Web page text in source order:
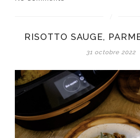
RISOTTO SAUGE,
31 octobre 2022